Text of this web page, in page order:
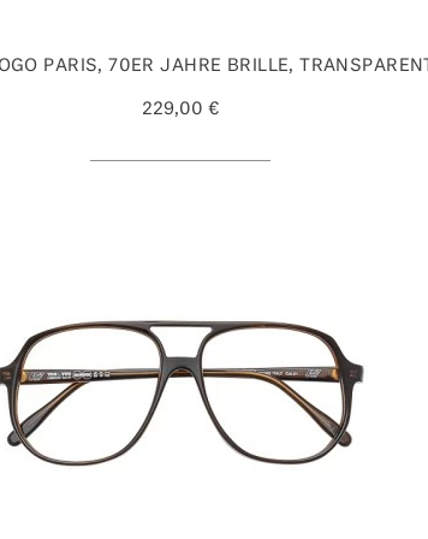
PARIS, 70ER JAHRE BRILLE, TRANSPARENT
229,00 €